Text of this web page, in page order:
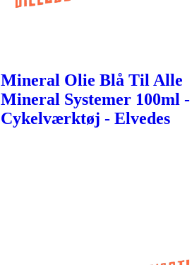
Mineral Olie Blå Til Alle
Mineral Systemer 100ml -
Cykelværktøj - Elvedes